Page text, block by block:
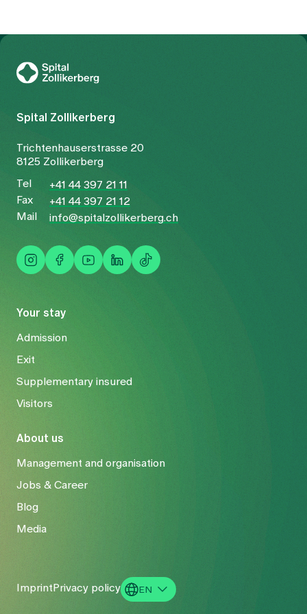
Your stay
Admission
Exit
Supplementary insured
Visitors
About us
Management and organisation
Jobs & Career
Blog
Media
Spital Zollikerberg
Trichtenhauserstrasse 20
8125 Zollikerberg
Tel
+41 44 397 21 11
Fax
+41 44 397 21 12
Mail
info@spitalzollikerberg.ch
ImprintPrivacy policy
EN